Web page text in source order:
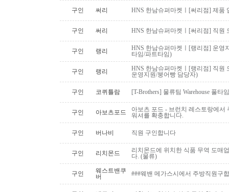
구인 써리 HNS 한남슈퍼마켓ㅣ[써리점] 제품
구인 써리 HNS 한남슈퍼마켓ㅣ[써리점] 직원
구인 랭리
HNS 한남슈퍼마켓ㅣ[랭리점] 운영
타임/파트타임)
구인 랭리
HNS 한남슈퍼마켓ㅣ[랭리점] 직원
운영지원/붕어빵 담당자)
구인 코퀴틀람 [T-Brothers] 물류팀 Warehouse 풀타
구인 아보츠포드
아보츠 포드 - 브런치 레스토랑에서
워셔를 확충합니다.
구인 버나비 직원 구인합니다
구인 리치몬드
리치몬드에 위치한 식품 무역 도매
다. (물류)
구인
웨스트밴쿠
버
###웨밴 메가스시에서 주방직원구